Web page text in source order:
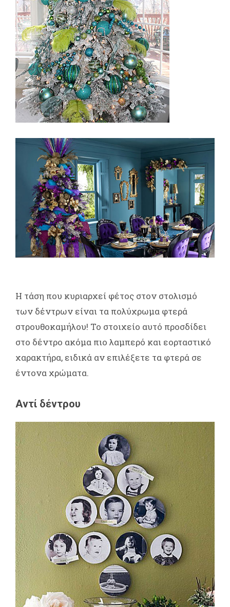
Η τάση που κυριαρχεί φέτος στον στολισμό
των δέντρων είναι τα πολύχρωμα φτερά
στρουθοκαμήλου! Το στοιχείο αυτό προσδίδει
στο δέντρο ακόμα πιο λαμπερό και εορταστικό
χαρακτήρα, ειδικά αν επιλέξετε τα φτερά σε
έντονα χρώματα.
Αντί δέντρου